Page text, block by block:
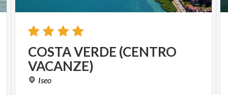
COSTAVERDE (CENTRO
VACANZE)
Iseo